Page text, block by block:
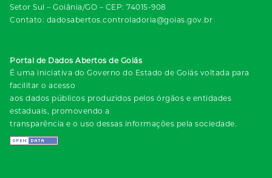
Setor Sul – Goiânia/GO – CEP: 74015-908
Contato: dadosabertos.controladoria@goias.gov.br
Portal de Dados Abertos de Goiás
É uma iniciativa do Governo do Estado de Goiás voltada para
facilitar o acesso
aos dados públicos produzidos pelos órgãos e entidades
estaduais, promovendo a
transparência e o uso dessas informações pela sociedade.